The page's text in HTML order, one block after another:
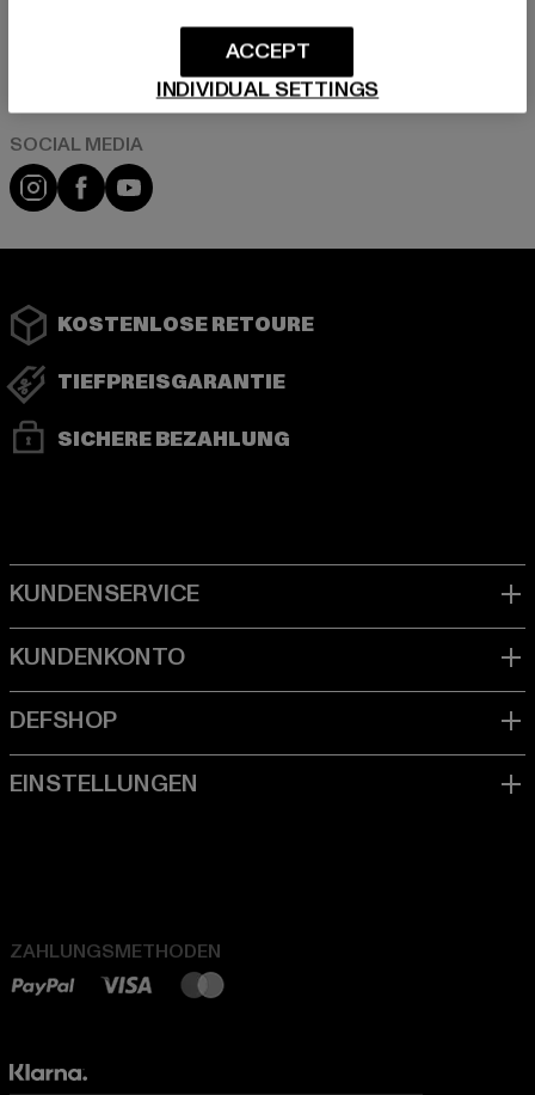
Play market
Instagram
FacebookYouTube
KOSTENLOSE RETOURE
TIEFPREISGARANTIE
SICHERE BEZAHLUNG
ZAHLUNGSMETHODEN
INDIVIDUAL SETTINGS
ACCEPT